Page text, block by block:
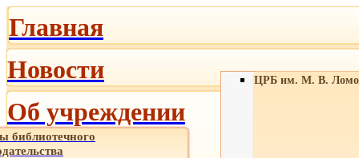
Главная
Новости
Об учреждении
библиотечного
ЦРБ им. М. В.